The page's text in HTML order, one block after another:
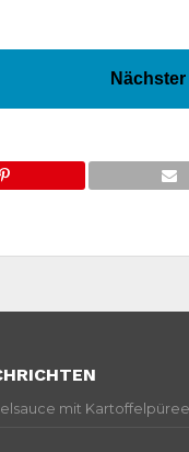
mit Kartoffelpüree